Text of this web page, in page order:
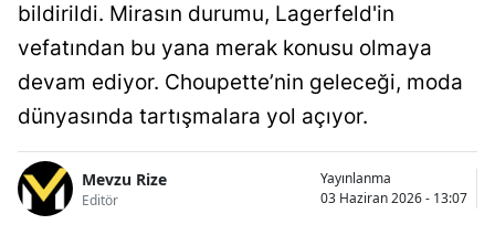
bildirildi. Mirasın durumu, Lagerfeld'in
vefatından bu yana merak konusu olmaya
devam ediyor. Choupette’nin geleceği, moda
dünyasında tartışmalara yol açıyor.
Mevzu Rize
Editör
Yayınlanma
03 Haziran 2026 - 13:07